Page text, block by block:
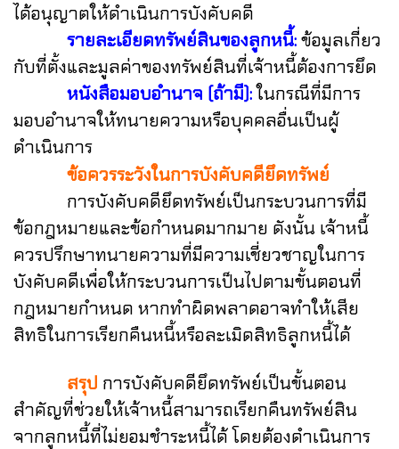
ได้อนุญาตให้ดำเนินการบังคับคดี
รายละเอียดทรัพย์สินของลูกหนี้:ข้อมูลเกี่ยว
กับที่ตั้งและมูลค่าของทรัพย์สินที่เจ้าหนี้ต้องการยึด
หนังสือมอบอำนาจ (ถ้ามี):ในกรณีที่มีการ
มอบอำนาจให้ทนายความหรือบุคคลอื่นเป็นผู้
ดำเนินการ
ข้อควรระวังในการบังคับคดียึดทรัพย์
การบังคับคดียึดทรัพย์เป็นกระบวนการที่มี
ข้อกฎหมายและข้อกำหนดมากมาย ดังนั้น เจ้าหนี้
ควรปรึกษาทนายความที่มีความเชี่ยวชาญในการ
บังคับคดีเพื่อให้กระบวนการเป็นไปตามขั้นตอนที่
กฎหมายกำหนด หากทำผิดพลาดอาจทำให้เสีย
สิทธิในการเรียกคืนหนี้หรือละเมิดสิทธิลูกหนี้ได้
สรุป การบังคับคดียึดทรัพย์เป็นขั้นตอน
สำคัญที่ช่วยให้เจ้าหนี้สามารถเรียกคืนทรัพย์สิน
จากลูกหนี้ที่ไม่ยอมชำระหนี้ได้ โดยต้องดำเนินการ